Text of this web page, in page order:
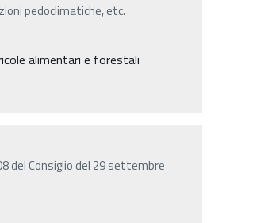
pedoclimatiche, etc.
alimentari e forestali
del Consiglio del 29 settembre